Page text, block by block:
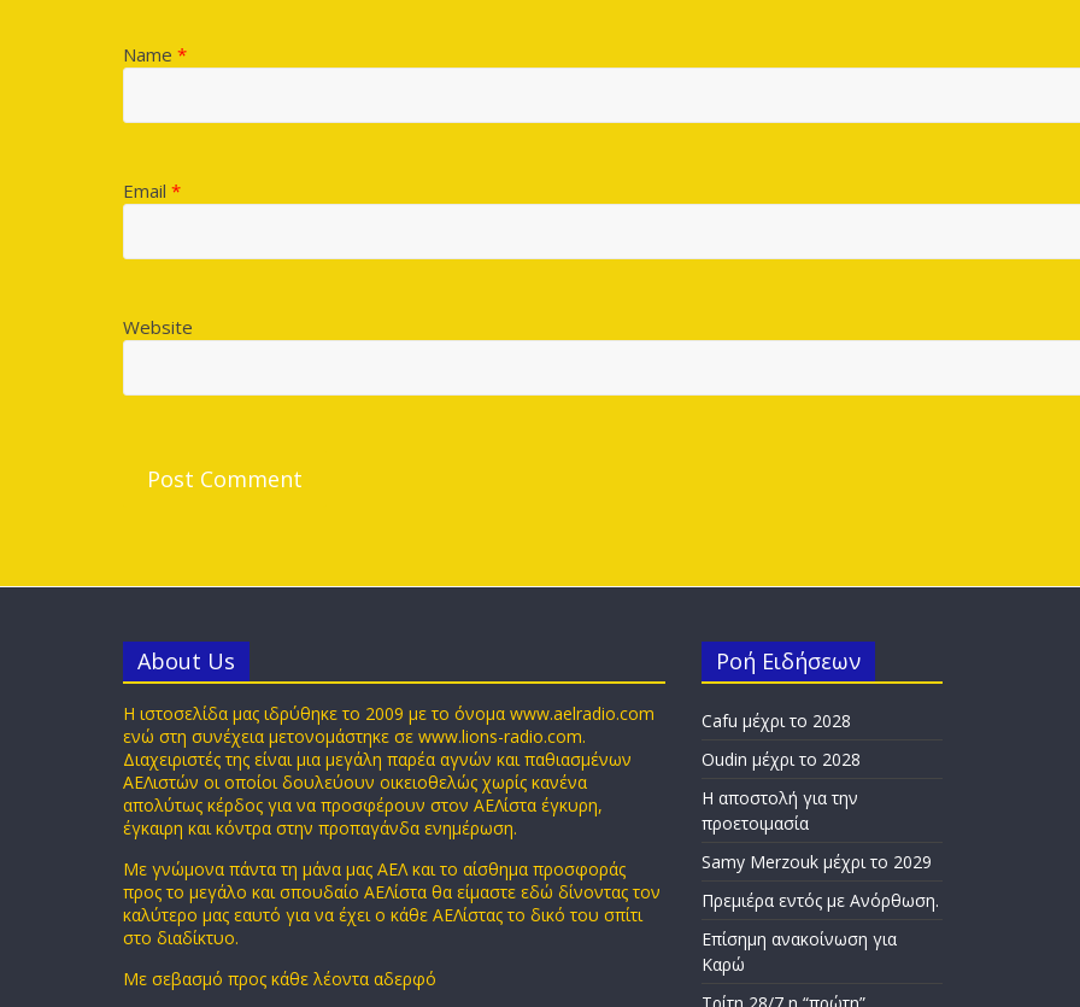
Name *
Email *
Website
Αbout Us
Η ιστοσελίδα μας ιδρύθηκε το 2009 με το όνομα www.aelradio.com
ενώ στη συνέχεια μετονομάστηκε σε www.lions-radio.com.
Διαχειριστές της είναι μια μεγάλη παρέα αγνών και παθιασμένων
ΑΕΛιστών οι οποίοι δουλεύουν οικειοθελώς χωρίς κανένα
απολύτως κέρδος για να προσφέρουν στον ΑΕΛίστα έγκυρη,
έγκαιρη και κόντρα στην προπαγάνδα ενημέρωση.
Με γνώμονα πάντα τη μάνα μας ΑΕΛ και το αίσθημα προσφοράς
προς το μεγάλο και σπουδαίο ΑΕΛίστα θα είμαστε εδώ δίνοντας τον
καλύτερο μας εαυτό για να έχει ο κάθε ΑΕΛίστας το δικό του σπίτι
στο διαδίκτυο.
Με σεβασμό προς κάθε λέοντα αδερφό
Ροή Ειδήσεων
Cafu μέχρι το 2028
Oudin μέχρι το 2028
Η αποστολή για την
προετοιμασία
Samy Merzouk μέχρι το 2029
Πρεμιέρα εντός με Ανόρθωση.
Επίσημη ανακοίνωση για
Καρώ